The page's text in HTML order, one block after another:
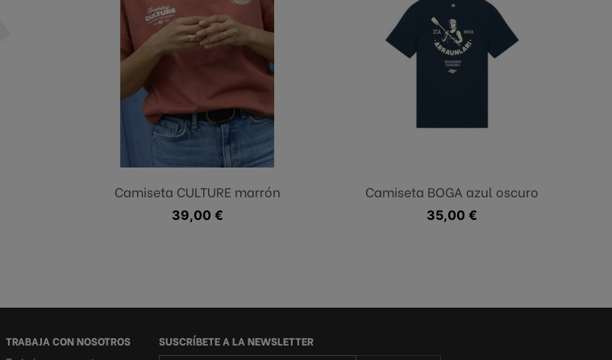
Marrón
Camiseta CULTURE marrón
Precio
39,00 €
Azul oscuro
Camiseta BOGA azul oscuro
Precio
35,00 €
TRABAJA CON NOSOTROS SUSCRÍBETE A LA NEWSLETTER